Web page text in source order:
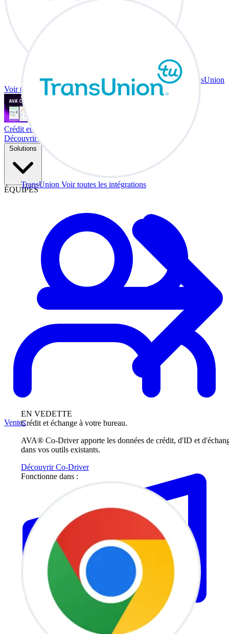
TransUnion Voir toutes les intégrations
EN VEDETTE
Crédit et échange à votre bureau.
AVA® Co-Driver apporte les données de crédit, d'ID et
dans vos outils existants.
Découvrir Co-Driver
Fonctionne dans :
TransUnion
Voir toutes les intégrations
Crédit et échange à votre bureau.
Découvrir Co-Driver
Solutions
ÉQUIPES
Ventes